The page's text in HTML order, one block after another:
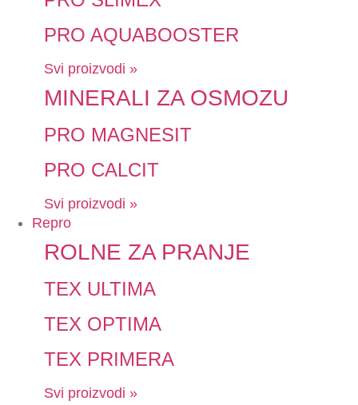
PRO AQUABOOSTER
Svi proizvodi »
MINERALI ZA OSMOZU
PRO MAGNESIT
PRO CALCIT
Svi proizvodi »
Repro
ROLNE ZA PRANJE
TEX ULTIMA
TEX OPTIMA
TEX PRIMERA
Svi proizvodi »